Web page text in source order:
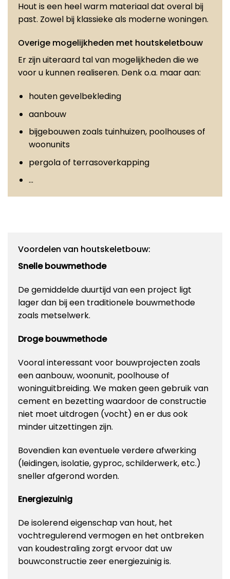
Hout is een heel warm materiaal dat overal bij
past. Zowel bij klassieke als moderne woningen.
Overige mogelijkheden met houtskeletbouw
Er zijn uiteraard tal van mogelijkheden die we
voor u kunnen realiseren. Denk o.a. maar aan:
houten gevelbekleding
aanbouw
bijgebouwen zoals tuinhuizen, poolhouses of
woonunits
pergola of terrasoverkapping
…
Voordelen van houtskeletbouw:
Snelle bouwmethode
De gemiddelde duurtijd van een project ligt
lager dan bij een traditionele bouwmethode
zoals metselwerk.
Droge bouwmethode
Vooral interessant voor bouwprojecten zoals
een aanbouw, woonunit, poolhouse of
woninguitbreiding. We maken geen gebruik van
cement en bezetting waardoor de constructie
niet moet uitdrogen (vocht) en er dus ook
minder uitzettingen zijn.
Bovendien kan eventuele verdere afwerking
(leidingen, isolatie, gyproc, schilderwerk, etc.)
sneller afgerond worden.
Energiezuinig
De isolerend eigenschap van hout, het
vochtregulerend vermogen en het ontbreken
van koudestraling zorgt ervoor dat uw
bouwconstructie zeer energiezuinig is.